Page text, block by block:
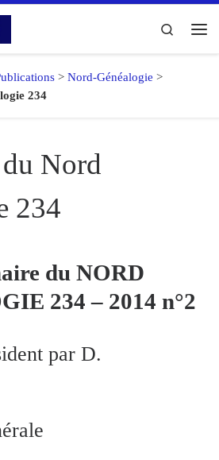
Search
> Nord-Généalogie >
234
Nord
234
du NORD
234 – 2014 n°2
par D.